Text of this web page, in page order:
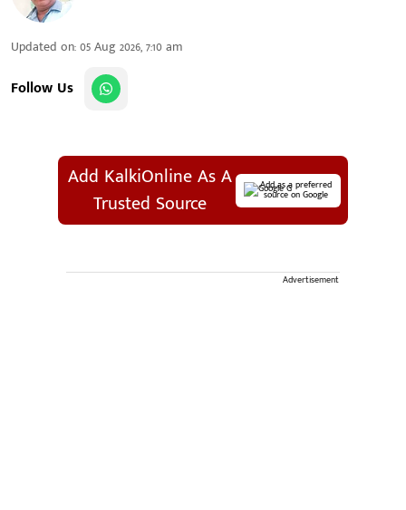
Updated on:05 Aug 2026, 7:10 am
Follow Us
Add KalkiOnline As A
Trusted Source
Add as a preferred
source on Google
Advertisement